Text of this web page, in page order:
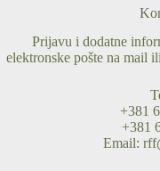
Prijavu i dodatne
elektronske pošte na mail
+381
+381
Email: